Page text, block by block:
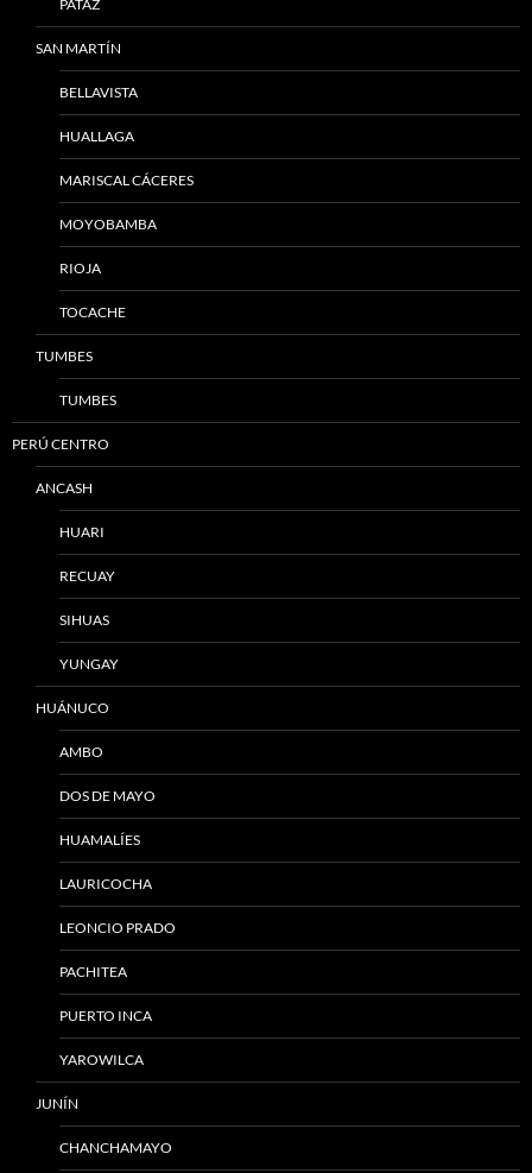
PATAZ
SAN MARTÍN
BELLAVISTA
HUALLAGA
MARISCAL CÁCERES
MOYOBAMBA
RIOJA
TOCACHE
TUMBES
TUMBES
PERÚ CENTRO
ANCASH
HUARI
RECUAY
SIHUAS
YUNGAY
HUÁNUCO
AMBO
DOS DE MAYO
HUAMALÍES
LAURICOCHA
LEONCIO PRADO
PACHITEA
PUERTO INCA
YAROWILCA
JUNÍN
CHANCHAMAYO